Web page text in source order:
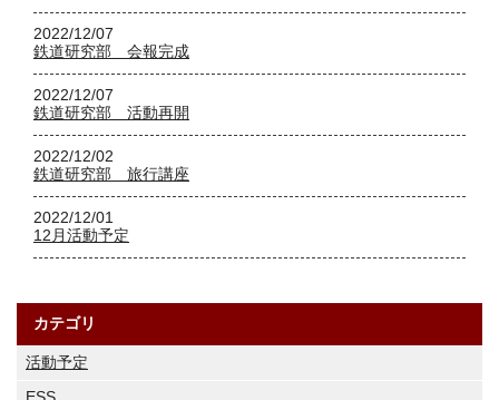
2022/12/07
鉄道研究部 会報完成
2022/12/07
鉄道研究部 活動再開
2022/12/02
鉄道研究部 旅行講座
2022/12/01
12月活動予定
カテゴリ
活動予定